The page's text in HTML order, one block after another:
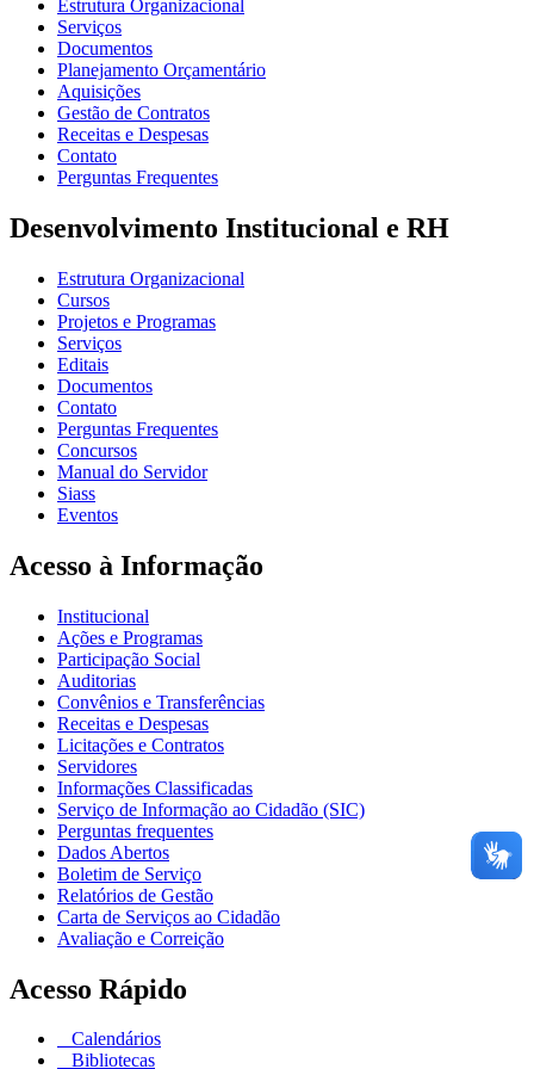
Estrutura Organizacional
Serviços
Documentos
Planejamento Orçamentário
Aquisições
Gestão de Contratos
Receitas e Despesas
Contato
Perguntas Frequentes
Desenvolvimento Institucional e RH
Estrutura Organizacional
Cursos
Projetos e Programas
Serviços
Editais
Documentos
Contato
Perguntas Frequentes
Concursos
Manual do Servidor
Siass
Eventos
Acesso à Informação
Institucional
Ações e Programas
Participação Social
Auditorias
Convênios e Transferências
Receitas e Despesas
Licitações e Contratos
Servidores
Informações Classificadas
Serviço de Informação ao Cidadão (SIC)
Perguntas frequentes
Dados Abertos
Boletim de Serviço
Relatórios de Gestão
Carta de Serviços ao Cidadão
Avaliação e Correição
Acesso Rápido
Calendários
Bibliotecas